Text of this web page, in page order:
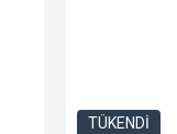
TÜKENDİ